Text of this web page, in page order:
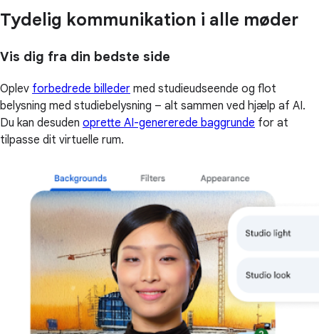
Tydelig kommunikation i alle møder
Vis dig fra din bedste side
Oplev forbedrede billeder med studieudseende og flot
belysning med studiebelysning – alt sammen ved hjælp af AI.
Du kan desuden oprette AI-genererede baggrunde for at
tilpasse dit virtuelle rum.